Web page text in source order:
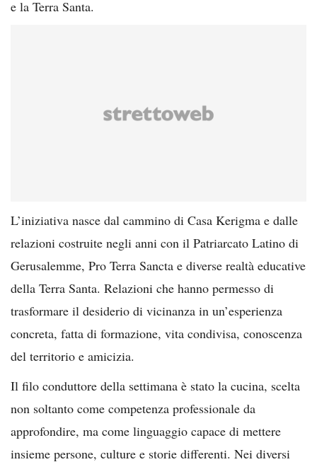
e la Terra Santa.
L’iniziativa nasce dal cammino di Casa Kerigma e dalle
relazioni costruite negli anni con il Patriarcato Latino di
Gerusalemme, Pro Terra Sancta e diverse realtà educative
della Terra Santa. Relazioni che hanno permesso di
trasformare il desiderio di vicinanza in un’esperienza
concreta, fatta di formazione, vita condivisa, conoscenza
del territorio e amicizia.
Il filo conduttore della settimana è stato la cucina, scelta
non soltanto come competenza professionale da
approfondire, ma come linguaggio capace di mettere
insieme persone, culture e storie differenti. Nei diversi